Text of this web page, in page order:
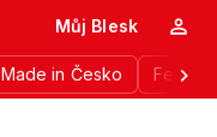
Made in Česko
Můj Blesk